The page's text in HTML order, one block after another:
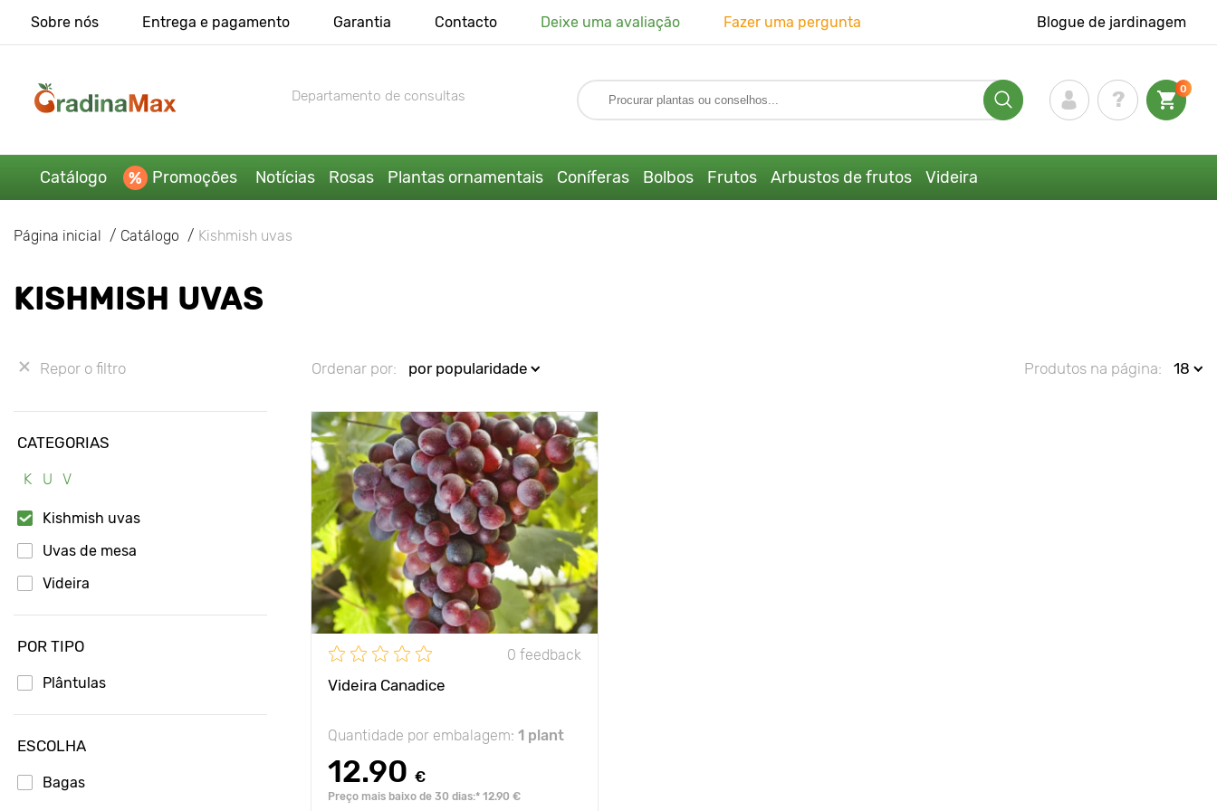
Sobre nós Entrega e pagamento Garantia Contacto Deixe uma avaliação Fazer uma pergunta Blogue de jardinagem
Departamento de consultas 0
Catálogo Promoções Notícias Rosas Plantas ornamentais Coníferas Bolbos Frutos Arbustos de frutos Videira
Página inicial Catálogo Kishmish uvas
KISHMISH UVAS
Repor o filtro
CATEGORIAS
K U V
Kishmish uvas
Uvas de mesa
Videira
POR TIPO
Plântulas
ESCOLHA
Bagas
Ordenar por: por popularidade Produtos na página: 18
0 feedback
Videira Canadice
Quantidade por embalagem: 1 plant
12.90 €
Preço mais baixo de 30 dias:* 12.90 €
Avantages
Bagas sem sementes
com elevado teor de
açúcar
Espacement 100 - 150 cm
Position lugar solarengo
Résistance au gel - 22°C